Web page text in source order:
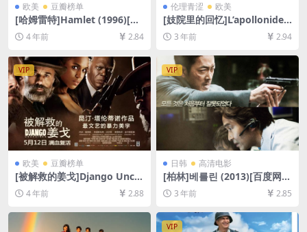
欧美 豆瓣榜单
[哈姆雷特]Hamlet (1996)[百
度网盘+迅雷云盘资源1080P
超清未删减][MP4/15GB][中
4 年前 2.84
伦理青涩 欧美
[妓院里的回忆]L’apollonide
(Souvenirs de la maison cl
ose) (2011)[百度网盘+夸克网
盘+迅雷云盘资源1080P超清
未删减][MP4/7GB][中文字幕]
3 年前 2.94
VIP
欧美 豆瓣榜单
[被解救的姜戈]Django Unch
ained (2012)[百度网盘+迅雷
云盘资源1080P超清未删减]
[MP4/10GB][中英字幕]
4 年前 2.88
VIP
日韩 高清电影
[柏林]베를린 (2013)[百度网盘
+夸克网盘1080P超清未删减
资源][网盘在线播放/下载][MP
4/7.8GB][韩语中字]
3 年前 2.85
VIP